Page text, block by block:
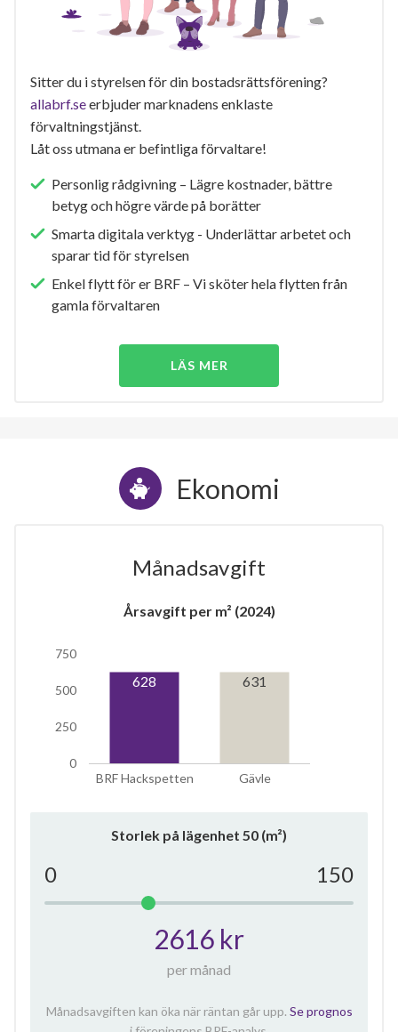
Sitter du i styrelsen för din bostadsrättsförening?
allabrf.seerbjuder marknadens enklaste
förvaltningstjänst.
Låt oss utmana er befintliga förvaltare!
Personlig rådgivning – Lägre kostnader, bättre
betyg och högre värde på borätter
Smarta digitala verktyg - Underlättar arbetet och
sparar tid för styrelsen
Enkel flytt för er BRF – Vi sköter hela flytten från
gamla förvaltaren
LÄS MER
Ekonomi
Månadsavgift
Årsavgift per m² (2024)
BRF Hackspetten Gävle
0
250
500
750
628 631
Storlek på lägenhet 50 (m²)
0 150
2616 kr
per månad
Månadsavgiften kan öka när räntan går upp. Se prognos